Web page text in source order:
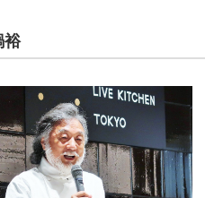
裕